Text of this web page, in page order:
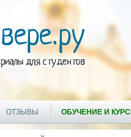
ОТЗЫВЫ ОБУЧЕНИЕ И